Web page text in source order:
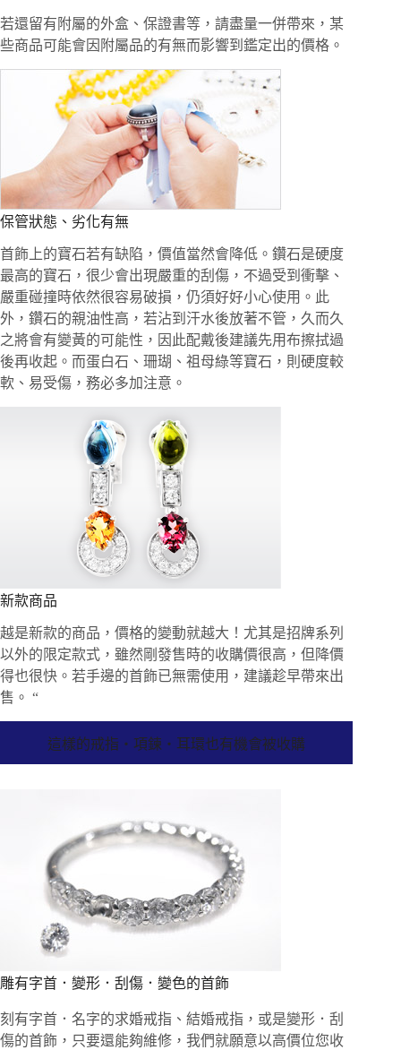
若還留有附屬的外盒、保證書等，請盡量一併帶來，某
些商品可能會因附屬品的有無而影響到鑑定出的價格。
保管狀態、劣化有無
首飾上的寶石若有缺陷，價值當然會降低。鑽石是硬度
最高的寶石，很少會出現嚴重的刮傷，不過受到衝擊、
嚴重碰撞時依然很容易破損，仍須好好小心使用。此
外，鑽石的親油性高，若沾到汗水後放著不管，久而久
之將會有變黃的可能性，因此配戴後建議先用布擦拭過
後再收起。而蛋白石、珊瑚、祖母綠等寶石，則硬度較
軟、易受傷，務必多加注意。
新款商品
越是新款的商品，價格的變動就越大！尤其是招牌系列
以外的限定款式，雖然剛發售時的收購價很高，但降價
得也很快。若手邊的首飾已無需使用，建議趁早帶來出
售。 “
這樣的戒指・項鍊・耳環也有機會被收購
雕有字首．變形．刮傷．變色的首飾
刻有字首．名字的求婚戒指、結婚戒指，或是變形．刮
傷的首飾，只要還能夠維修，我們就願意以高價位您收